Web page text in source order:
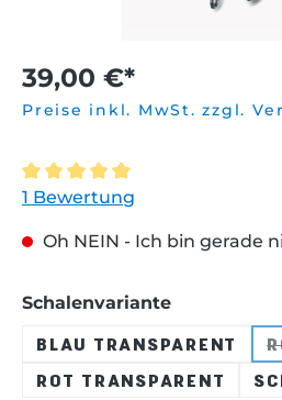
39,00 €*
Preise inkl. MwSt. zzgl.
Durchschnittliche Bewertung
1 Bewertung
Oh NEIN - Ich bin gerade
Schalenvarianteauswählen
BLAU TRANSPARENT
ROT TRANSPARENT